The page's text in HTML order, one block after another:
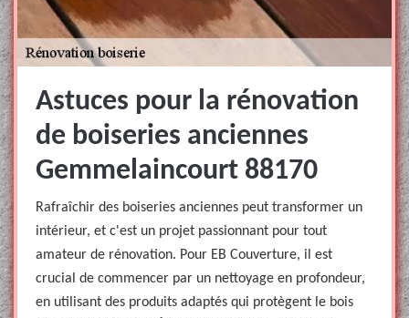
Astuces pour la rénovation
de boiseries anciennes
Gemmelaincourt 88170
Rafraîchir des boiseries anciennes peut transformer un
intérieur, et c'est un projet passionnant pour tout
amateur de rénovation. Pour EB Couverture, il est
crucial de commencer par un nettoyage en profondeur,
en utilisant des produits adaptés qui protègent le bois